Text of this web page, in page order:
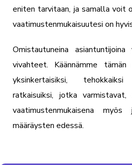
eniten tarvitaan, ja samalla voit
vaatimustenmukaisuutesi on
Omistautuneina asiantuntijoina
vivahteet. Käännämme tämän
yksinkertaisiksi,
ratkaisuiksi, jotka
vaatimustenmukaisena
määräysten edessä.